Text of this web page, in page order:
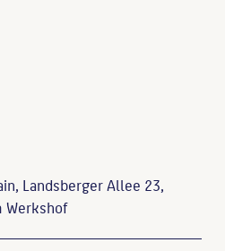
Landsberger Allee 23,
Werkshof